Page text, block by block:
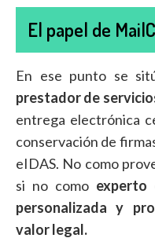
El papel de
En ese punto se
prestador de
entrega electrónica
conservación de
eIDAS. No como
si no como experto
personalizada y
valor legal.